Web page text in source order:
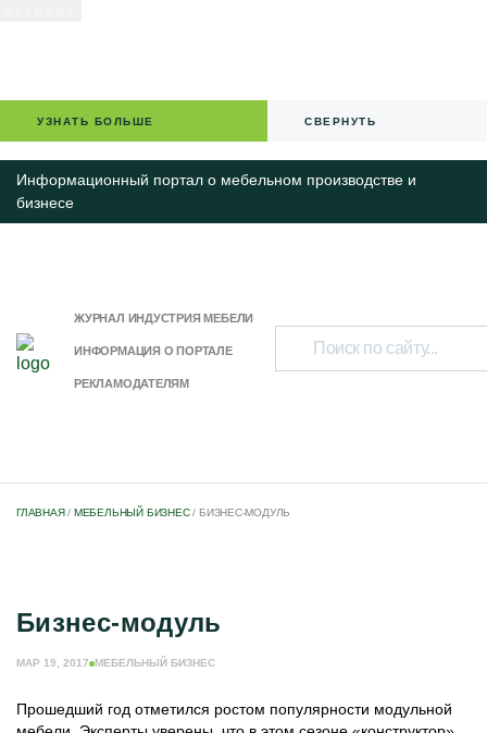
УЗНАТЬ БОЛЬШЕ СВЕРНУТЬ
Информационный портал о мебельном производстве и
бизнесе
ЖУРНАЛ ИНДУСТРИЯ МЕБЕЛИ
ИНФОРМАЦИЯ О ПОРТАЛЕ
РЕКЛАМОДАТЕЛЯМ
ГЛАВНАЯ/ МЕБЕЛЬНЫЙ БИЗНЕС/ БИЗНЕС-МОДУЛЬ
Бизнес-модуль
МАР 19, 2017 МЕБЕЛЬНЫЙ БИЗНЕС
Прошедший год отметился ростом популярности модульной